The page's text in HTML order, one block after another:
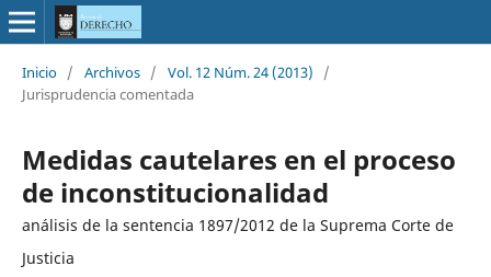
Inicio / Archivos / Vol. 12 Núm. 24 (2013)
/
Jurisprudencia comentada
Medidas cautelares en el proceso
de inconstitucionalidad
análisis de la sentencia 1897/2012 de la Suprema Corte de
Justicia